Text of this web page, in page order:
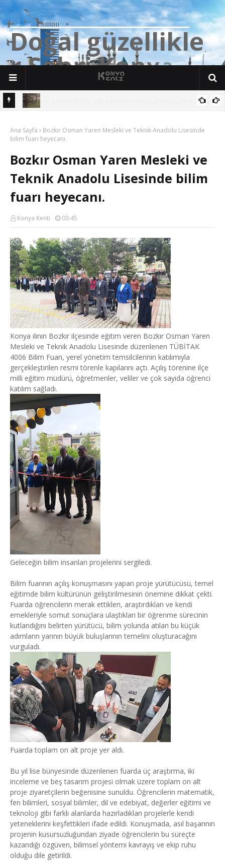
Doğalgüzellikle
rŞehriKonya
Ana Sayfa
Bozkır Osman Yaren Mesleki ve Teknik Anadolu Lisesinde
bilim fuarı heyecanı.
Bozkır Osman Yaren Mesleki ve
Teknik Anadolu Lisesinde bilim
fuarı heyecanı.
Konya Kenti 03:45
Konya ilinin Bozkır ilçesinde eğitim veren Bozkır Osman Yaren
Mesleki ve Teknik Anadolu Lisesinde düzenlenen TÜBİTAK
4006 Bilim Fuarı, yerel yönetim temsilcilerinin katılımıyla
gerçekleştirilen resmi törenle kapılarını açtı. Açılış törenine ilçe
milli eğitim müdürü, öğretmenler, veliler ve çok sayıda öğrenci
katılım sağladı.
Geleceğin bilim insanları projelerini sergiledi.
Bilim fuarının açılış konuşmasını yapan proje yürütücüsü, temel
eğitimde bilim kültürünün geliştirilmesinin önemine dikkat çekti.
Fuarda öğrencilerin merak ettikleri, araştırdıkları ve kendi
emekleriyle somut sonuçlara ulaştıkları bir öğrenme sürecinin
kutlandığını belirten yürütücü, bilim yolunda atılan bu küçük
adımların yarının büyük buluşlarının temelini oluşturacağını
vurguladı.
Fuarda toplam on alt proje yer aldı.
Bu yıl lise bünyesinde düzenlenen fuarda üç araştırma, iki
inceleme ve beş tasarım projesi olmak üzere toplam on alt
proje ziyaretçilerin beğenisine sunuldu. Öğrencilerin matematik,
fen bilimleri, sosyal bilimler, dil ve edebiyat, değerler eğitimi ve
teknoloji gibi farklı alanlarda hazırladıkları projelerle kendi
yeteneklerini keşfettikleri ifade edildi. Konuşmada, asıl başarının
projenin kusursuzluğundan ziyade öğrencilerin bu süreçte
kazandığı özgüven, bilimsel yöntemi kavrayış ve ekip ruhu
olduğu dile getirildi.